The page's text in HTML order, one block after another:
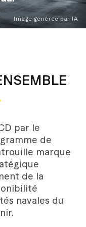
Image générée par IA
par le
de
marque
de la
navales du